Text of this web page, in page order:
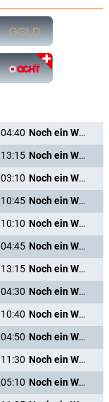
04:40
Noch ein Wort und ich heirate dich!
13:15
Noch ein Wort und ich heirate dich!
03:10
Noch ein Wort und ich heirate dich!
10:45
Noch ein Wort und ich heirate dich!
10:10
Noch ein Wort und ich heirate dich!
04:45
Noch ein Wort und ich heirate dich!
13:15
Noch ein Wort und ich heirate dich!
04:30
Noch ein Wort und ich heirate dich!
10:40
Noch ein Wort und ich heirate dich!
04:50
Noch ein Wort und ich heirate dich!
11:30
Noch ein Wort und ich heirate dich!
05:10
Noch ein Wort und ich heirate dich!